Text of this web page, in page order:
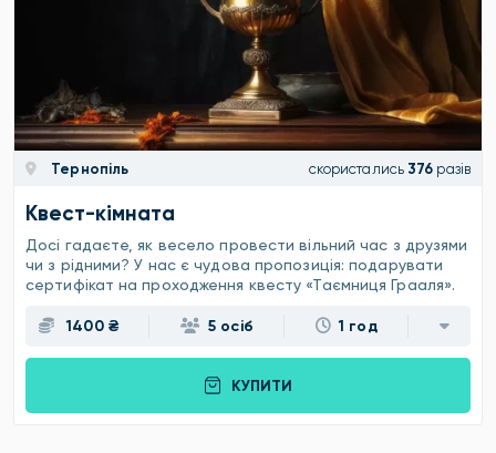
Тернопіль скористались 376 разів
Квест-кімната
Досі гадаєте, як весело провести вільний час з друзями
чи з рідними? У нас є чудова пропозиція: подарувати
сертифікат на проходження квесту «Таємниця Грааля».
1400 ₴ 5 осіб 1 год
КУПИТИ